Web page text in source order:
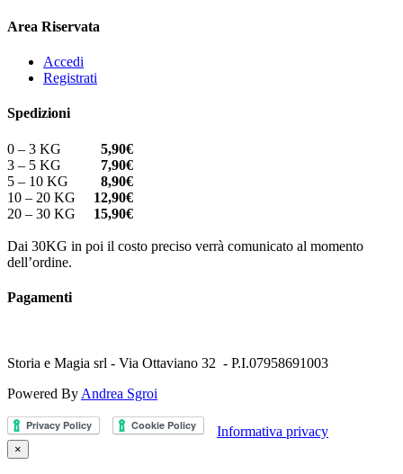
Area Riservata
Accedi
Registrati
Spedizioni
0 – 3 KG 5,90€
3 – 5 KG 7,90€
5 – 10 KG 8,90€
10 – 20 KG 12,90€
20 – 30 KG 15,90€
Dai 30KG in poi il costo preciso verrà comunicato al momento
dell’ordine.
Pagamenti
Storia e Magia srl - Via Ottaviano 32 - P.I.07958691003
Powered By Andrea Sgroi
Informativa privacy
×